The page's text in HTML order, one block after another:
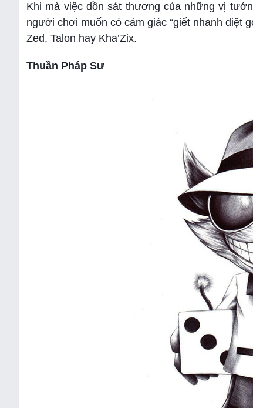
Khi mà việc dồn sát thương của những vị
người chơi muốn có cảm giác “giết nhanh diệt
Zed, Talon hay Kha’Zix.
Thuần Pháp Sư